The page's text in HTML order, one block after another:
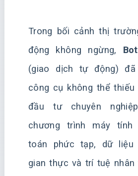
Trong bối cảnh thị
động không ngừng,
(giao dịch tự động)
công cụ không thể
đầu tư chuyên
chương trình máy
toán phức tạp, dữ
gian thực và trí tuệ